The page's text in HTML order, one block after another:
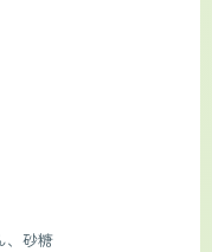
、砂糖